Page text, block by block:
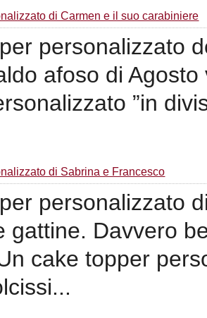
di Carmen e il suo carabiniere
personalizzato
afoso di
”in
di Sabrina e Francesco
personalizzato
gattine. Davvero
cake topper